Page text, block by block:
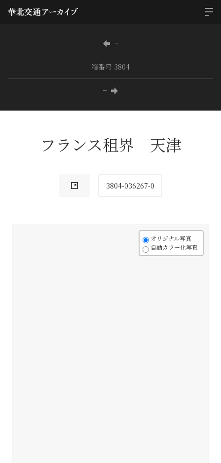
−
箱番号 3804
−
フランス租界 天津
3804-036267-0
オリジナル写真
自動カラー化写真